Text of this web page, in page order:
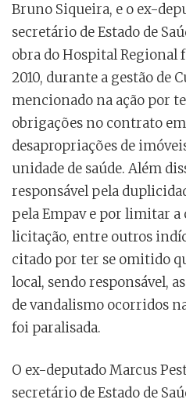
Bruno Siqueira, e o ex-
secretário de Estado de
obra do Hospital
2010, durante a gestão de
mencionado na ação por
obrigações no contrato
desapropriações de
unidade de saúde. Além
responsável pela
pela Empav e por limitar
licitação, entre outros
citado por ter se omitido
local, sendo responsável,
de vandalismo ocorridos
foi paralisada.
O ex-deputado Marcus
secretário de Estado de